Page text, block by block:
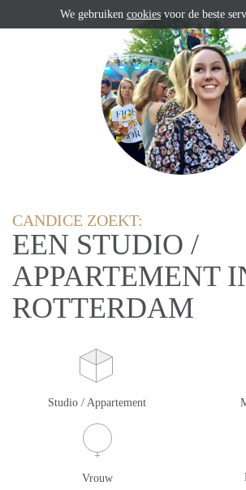
CANDICE ZOEKT:
EEN STUDIO /
APPARTEMENT
ROTTERDAM
Studio / Appartement
Vrouw
We gebruiken cookies voor de beste